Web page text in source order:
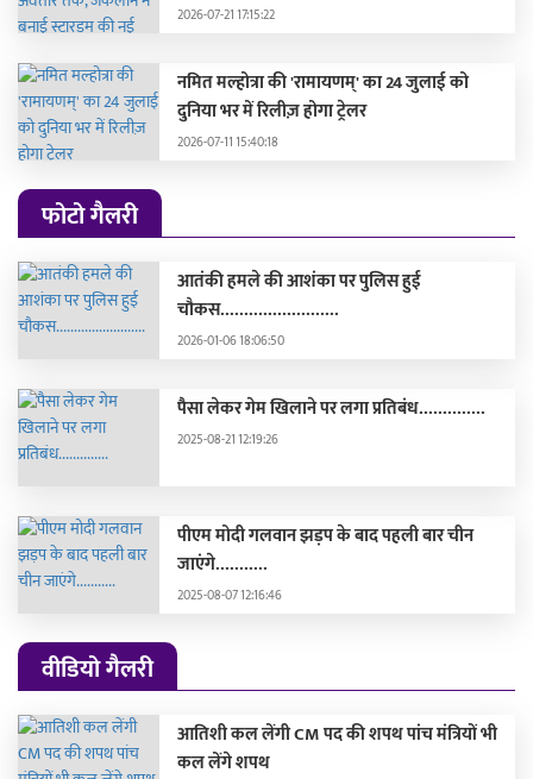
2026-07-21 17:15:22
नमित मल्होत्रा की 'रामायणम्' का 24 जुलाई को
दुनिया भर में रिलीज़ होगा ट्रेलर
2026-07-11 15:40:18
फोटो गैलरी
आतंकी हमले की आशंका पर पुलिस हुई
चौकस.........................
2026-01-06 18:06:50
पैसा लेकर गेम खिलाने पर लगा प्रतिबंध..............
2025-08-21 12:19:26
पीएम मोदी गलवान झड़प के बाद पहली बार चीन
जाएंगे...........
2025-08-07 12:16:46
वीडियो गैलरी
आतिशी कल लेंगी CM पद की शपथ पांच मंत्रियों भी
कल लेंगे शपथ